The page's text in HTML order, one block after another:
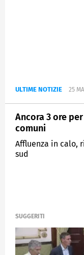
ULTIME NOTIZIE 25
Ancora 3 ore
comuni
Affluenza in calo,
sud
SUGGERITI